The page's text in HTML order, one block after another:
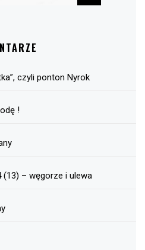
czyli ponton Nyrok
!
(13) – węgorze i ulewa